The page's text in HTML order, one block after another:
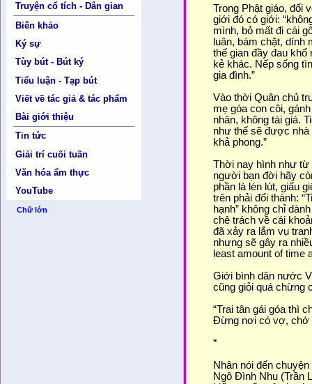
Truyện cổ tích - Dân gian
Biên khảo
Ký sự
Tùy bút - Bút ký
Tiểu luận - Tạp bút
Viết về tác giả & tác phẩm
Bài giới thiệu
Tin tức
Giải trí cuối tuần
Văn hóa ẩm thực
YouTube
Chữ lớn
Trong Phật giáo, đối
giới đó có giới:
mình, bỏ mất đi cái
luân, bám chặt, dính
thế gian đầy đau khổ
kẻ khác. Nếp sống
gia đình.”
Vào thời Quân chủ
mẹ góa con côi,
nhân, không tái giá.
như thế sẽ được nhà
khả phong.”
Thời nay hình như từ
người bạn đời hãy
phần là lén lút, giấu
trên phải đổi thành:
hạnh” không chỉ
chê trách về cái
đã xảy ra lắm vụ
nhưng sẽ gây ra
least amount of time
Giới bình dân nước
cũng giỏi quá chừng
“Trai tân gái góa thì
Đừng nơi có vợ, chớ
*
Nhân nói đến
Ngô Đình Nhu (Trần